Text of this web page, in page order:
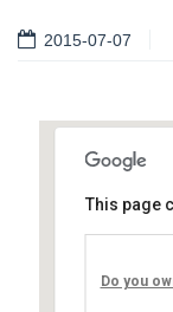
2015-07-07
Fő
This page
Do you